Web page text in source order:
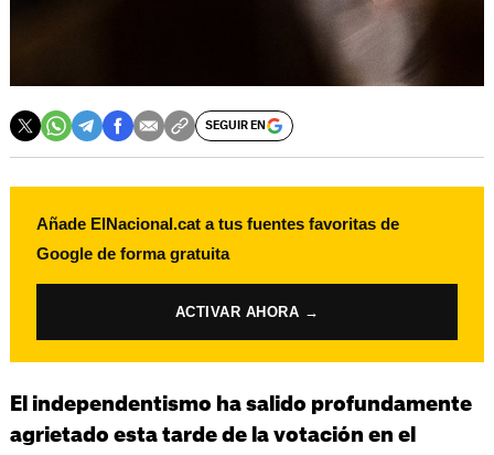
SEGUIR EN
Añade ElNacional.cat a tus fuentes favoritas de
Google de forma gratuita
ACTIVAR AHORA →
El independentismo ha salido profundamente
agrietado esta tarde de la votación en el